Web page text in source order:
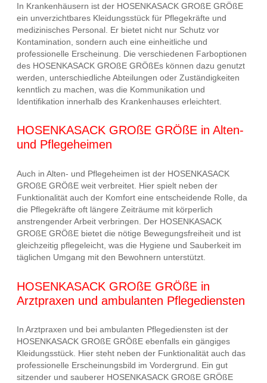
In Krankenhäusern ist der HOSENKASACK GROßE GRÖßE
ein unverzichtbares Kleidungsstück für Pflegekräfte und
medizinisches Personal. Er bietet nicht nur Schutz vor
Kontamination, sondern auch eine einheitliche und
professionelle Erscheinung. Die verschiedenen Farboptionen
des HOSENKASACK GROßE GRÖßEs können dazu genutzt
werden, unterschiedliche Abteilungen oder Zuständigkeiten
kenntlich zu machen, was die Kommunikation und
Identifikation innerhalb des Krankenhauses erleichtert.
HOSENKASACK GROßE GRÖßE in Alten-
und Pflegeheimen
Auch in Alten- und Pflegeheimen ist der HOSENKASACK
GROßE GRÖßE weit verbreitet. Hier spielt neben der
Funktionalität auch der Komfort eine entscheidende Rolle, da
die Pflegekräfte oft längere Zeiträume mit körperlich
anstrengender Arbeit verbringen. Der HOSENKASACK
GROßE GRÖßE bietet die nötige Bewegungsfreiheit und ist
gleichzeitig pflegeleicht, was die Hygiene und Sauberkeit im
täglichen Umgang mit den Bewohnern unterstützt.
HOSENKASACK GROßE GRÖßE in
Arztpraxen und ambulanten Pflegediensten
In Arztpraxen und bei ambulanten Pflegediensten ist der
HOSENKASACK GROßE GRÖßE ebenfalls ein gängiges
Kleidungsstück. Hier steht neben der Funktionalität auch das
professionelle Erscheinungsbild im Vordergrund. Ein gut
sitzender und sauberer HOSENKASACK GROßE GRÖßE